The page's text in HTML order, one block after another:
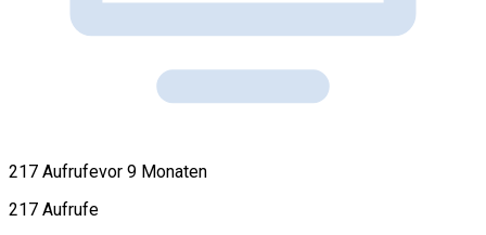
217 Aufrufevor 9 Monaten
217 Aufrufe